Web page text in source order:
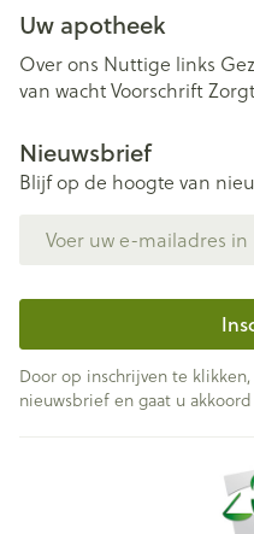
Uw apotheek
Over ons Nuttige links
van wachtVoorschrift
Nieuwsbrief
Blijf op de hoogte van
Door op inschrijven te
nieuwsbrief en gaat u